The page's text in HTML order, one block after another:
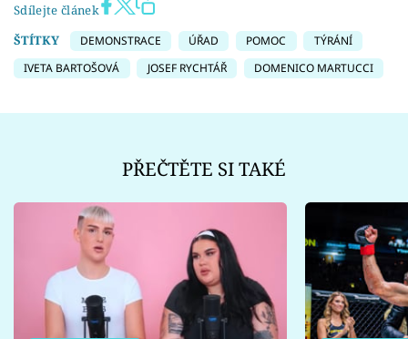
Sdílejte článek
ŠTÍTKY
DEMONSTRACE ÚŘAD POMOC
TÝRÁNÍ
IVETA BARTOŠOVÁ
JOSEF RYCHTÁŘ DOMENICO MARTUCCI
PŘEČTĚTE SI TAKÉ